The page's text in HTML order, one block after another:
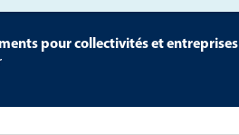
pour collectivités et entreprises